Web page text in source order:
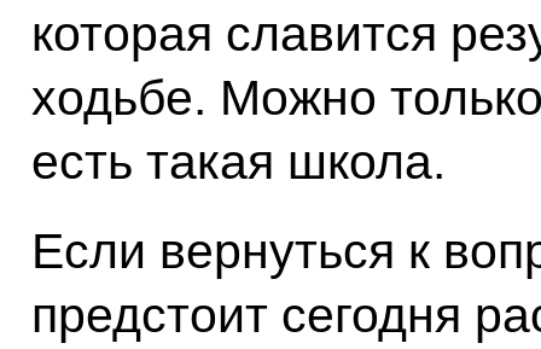
которая славится
ходьбе. Можно
есть такая школа.
Если вернуться к
предстоит сегодня